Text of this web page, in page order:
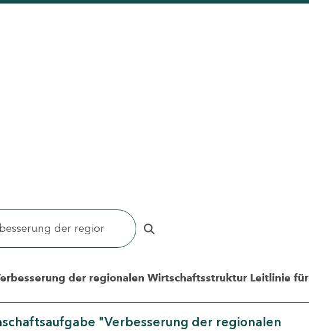
der regionalen Wirtschaftsstruktur Leitlinie für
"Verbesserung der regionalen